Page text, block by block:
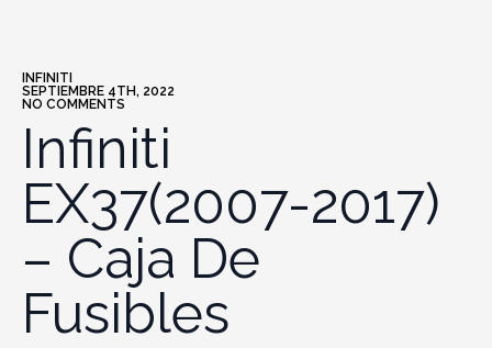
INFINITI
SEPTIEMBRE 4TH, 2022
NO COMMENTS
Infiniti
EX37(2007-2017)
– Caja De
Fusibles